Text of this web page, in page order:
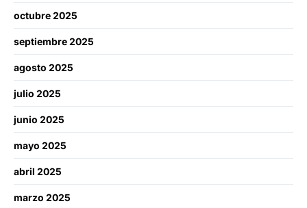
octubre 2025
septiembre 2025
agosto 2025
julio 2025
junio 2025
mayo 2025
abril 2025
marzo 2025